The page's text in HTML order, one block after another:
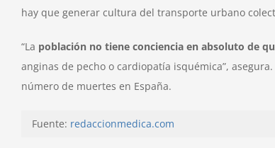
hay que generar cultura del transporte urbano
“La población no tiene conciencia en absoluto de
anginas de pecho o cardiopatía isquémica”,
número de muertes en España.
Fuente: redaccionmedica.com